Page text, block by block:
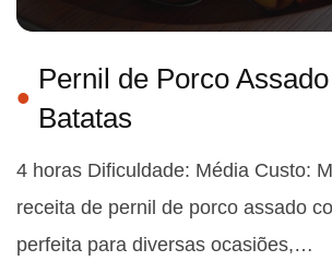
Pernil de Porco
Batatas
4 horas Dificuldade: Média Custo:
receita de pernil de porco assado
perfeita para diversas ocasiões,…